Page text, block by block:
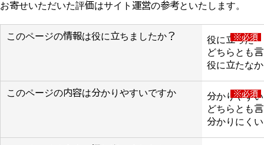
お寄せいただいた評価はサイト運営の参考といたします。
このページの情報は役に立ちましたか？ ※必須
役に立った
どちらとも
役に立たな
このページの内容は分かりやすいですか ※必須
分かりやすい
どちらとも
分かりにくい